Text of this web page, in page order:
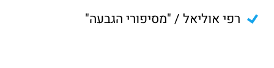
רפי אוליאל / "מסיפורי הגבעה"